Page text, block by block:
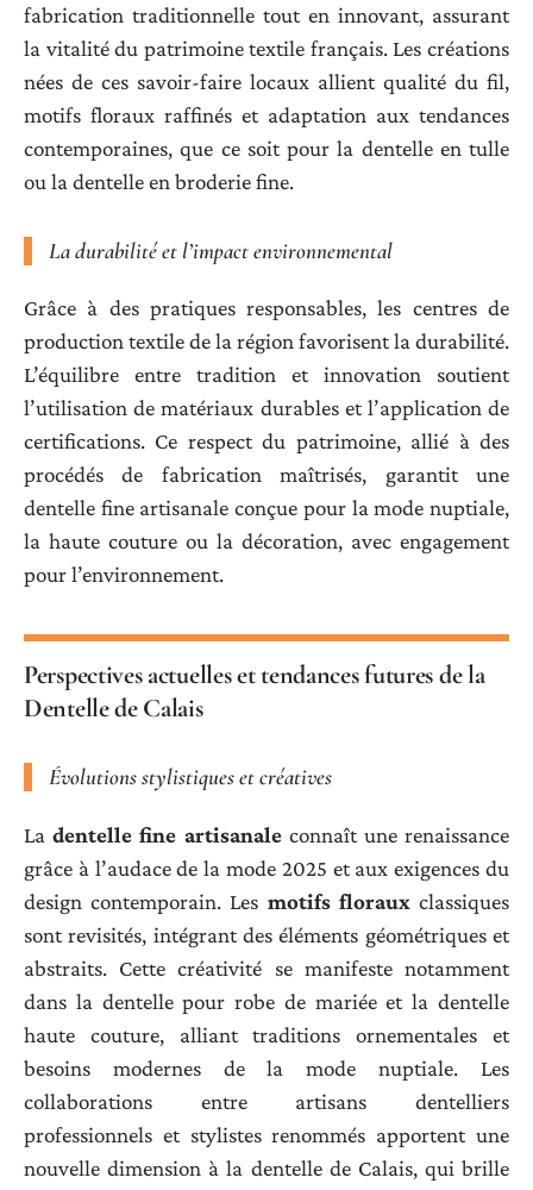
fabrication traditionnelle tout en innovant, assurant
la vitalité du patrimoine textile français. Les créations
nées de ces savoir-faire locaux allient qualité du fil,
motifs floraux raffinés et adaptation aux tendances
contemporaines, que ce soit pour la dentelle en tulle
ou la dentelle en broderie fine.
La durabilité et l’impact environnemental
Grâce à des pratiques responsables, les centres de
production textile de la région favorisent la durabilité.
L’équilibre entre tradition et innovation soutient
l’utilisation de matériaux durables et l’application de
certifications. Ce respect du patrimoine, allié à des
procédés de fabrication maîtrisés, garantit une
dentelle fine artisanale conçue pour la mode nuptiale,
la haute couture ou la décoration, avec engagement
pour l’environnement.
Perspectives actuelles et tendances futures de la
Dentelle de Calais
Évolutions stylistiques et créatives
Ladentelle fine artisanaleconnaît une renaissance
grâce à l’audace de la mode 2025 et aux exigences du
design contemporain. Les motifs floraux classiques
sont revisités, intégrant des éléments géométriques et
abstraits. Cette créativité se manifeste notamment
dans la dentelle pour robe de mariée et la dentelle
haute couture, alliant traditions ornementales et
besoins modernes de la mode nuptiale. Les
collaborations entre artisans dentelliers
professionnels et stylistes renommés apportent une
nouvelle dimension à la dentelle de Calais, qui brille